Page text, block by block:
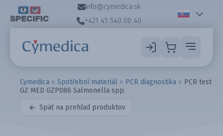
info@cymedica.sk
+421 45 540 00 40
Cymedica » Spotřební materiál » PCR diagnostika » PCR test
GZ MED GZP086 Salmonella spp.
Späť na prehľad produktov